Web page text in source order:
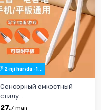
2-nji haryda -1...
Сенсорный емкостный
стилу...
27.7 man